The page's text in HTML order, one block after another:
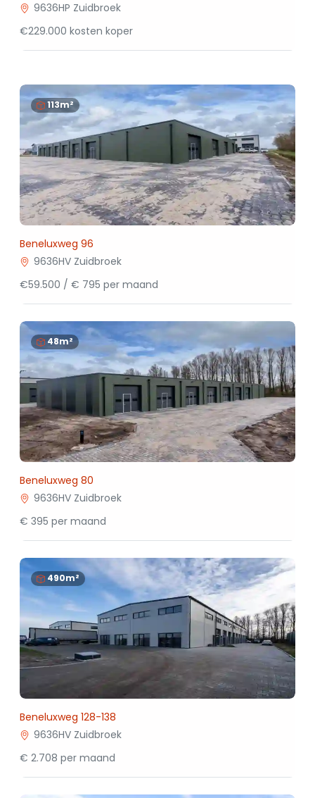
9636HP Zuidbroek
€229.000 kosten koper
113m²
Beneluxweg 96
9636HV Zuidbroek
€59.500 / € 795 per maand
48m²
Beneluxweg 80
9636HV Zuidbroek
€ 395 per maand
490m²
Beneluxweg 128-138
9636HV Zuidbroek
€ 2.708 per maand